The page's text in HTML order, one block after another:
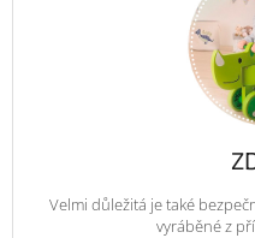
Velmi důležitá je také
vyráběné z